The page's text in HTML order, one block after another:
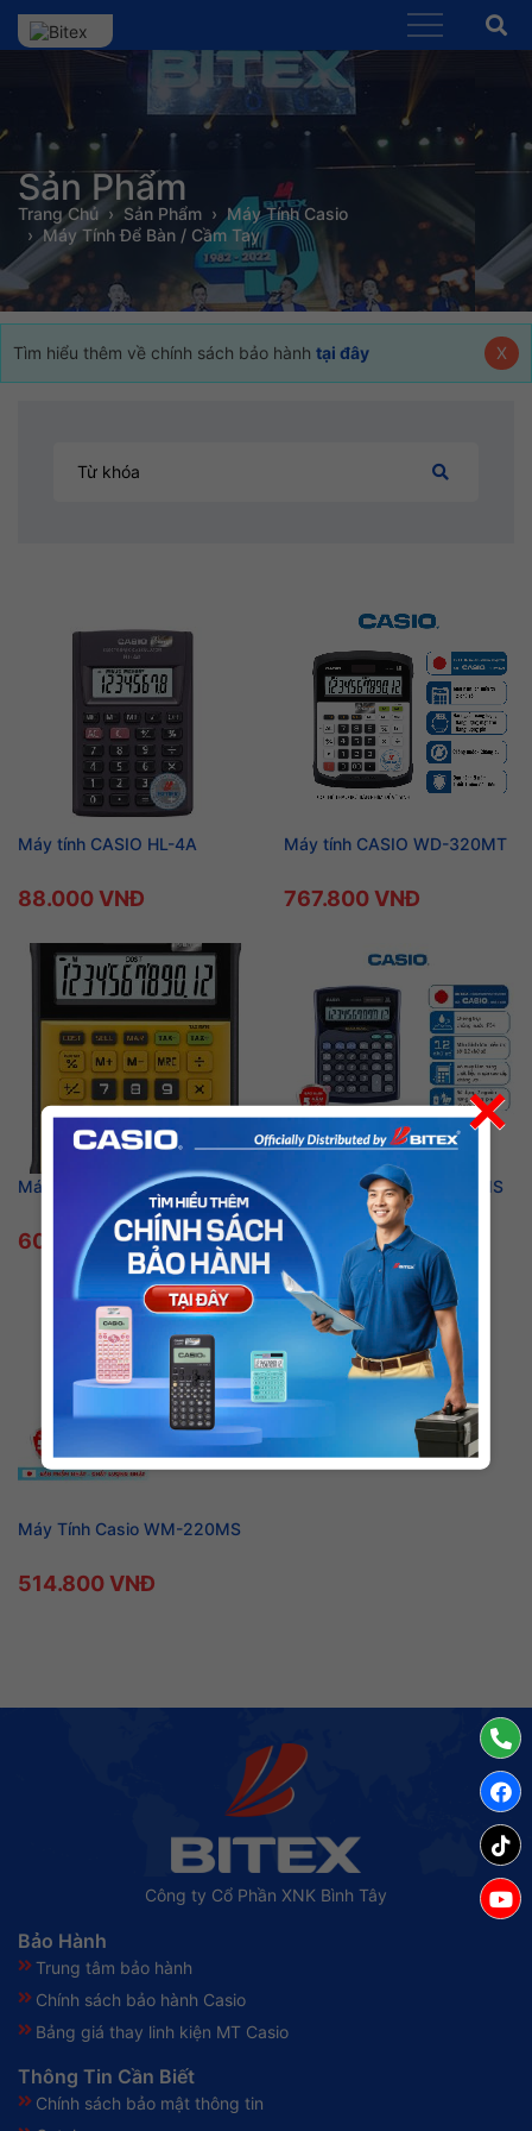
Sản Phẩm
Trang Chủ Sản Phẩm
Máy Tính Casio
Máy Tính Để Bàn / Cầm Tay
Tìm hiểu thêm về chính sách bảo hành tại đây X
Máy tính CASIO HL-4A
88.000 VNĐ
Máy tính CASIO WD-320MT
767.800 VNĐ
Máy tính CASIO WM-320MT
605.000 VNĐ
Máy Tính Casio WD-220MS
674.300 VNĐ
Máy Tính Casio WM-220MS
514.800 VNĐ
×
Công ty Cổ Phần XNK Bình Tây
Bảo Hành
Trung tâm bảo hành
Chính sách bảo hành Casio
Bảng giá thay linh kiện MT Casio
Thông Tin Cần Biết
Chính sách bảo mật thông tin